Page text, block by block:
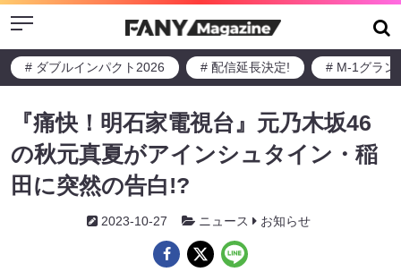
Menu
# ダブルインパクト2026 # 配信延長決定! # M-1グラン
『痛快！明石家電視台』元乃木坂46
の秋元真夏がアインシュタイン・稲
田に突然の告白!?
2023-10-27 ニュース お知らせ